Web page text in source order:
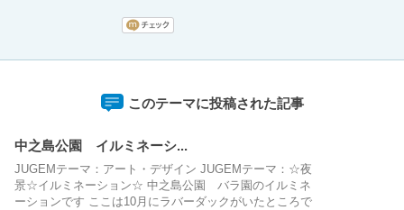
このテーマに投稿された記事
中之島公園 イルミネーシ...
JUGEMテーマ：アート・デザイン JUGEMテーマ：☆夜
景☆イルミネーション☆ 中之島公園 バラ園のイルミネ
ーションです ここは10月にラバーダックがいたところで